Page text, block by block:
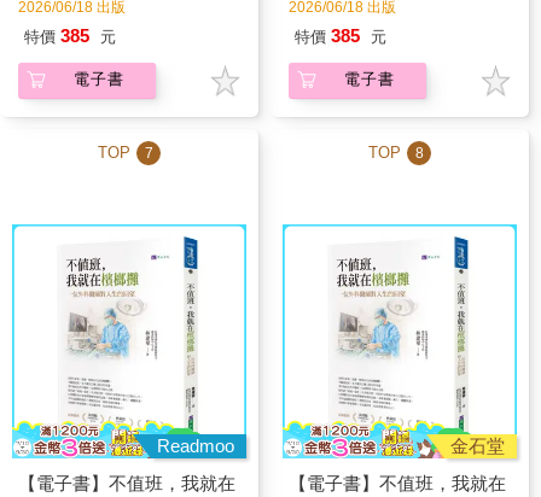
2026/06/18 出版
特價 385 元
電子書
2026/06/18 出版
特價 385 元
電子書
TOP 7
Readmoo
【電子書】不值班，我就在
TOP 8
金石堂
【電子書】不值班，我就在